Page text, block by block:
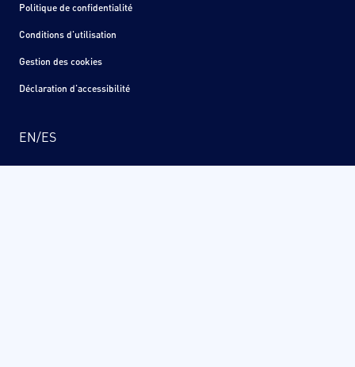
EN/ES
Politique de confidentialité
Conditions d'utilisation
Gestion des cookies
Déclaration d'accessibilité